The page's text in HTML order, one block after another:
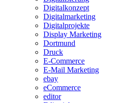
Digitalkonzept
Digitalmarketing
Digitalprojekte
Display Marketing
Dortmund
Druck
E-Commerce
E-Mail Marketing
ebay
eCommerce
editor